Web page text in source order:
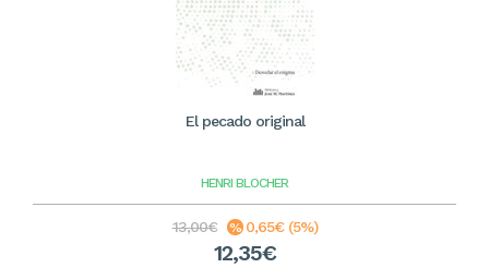
El pecado original
HENRI BLOCHER
13,00€ 0,65€ (5%)
12,35€